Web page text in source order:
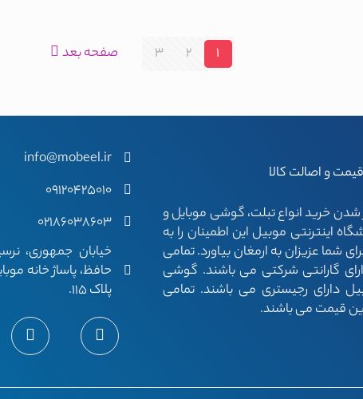
1
2
3 صفحه بعد
و اصالت کالا
خرید انواع تبلت، گوشی موبایل و
اینترنتی موبیل این اطمینان را به
عزیزان به ارمغان بیاورد. تمامی
گارانتی شرکتی می باشند. گوشی
دارای رجیستری می باشند. تمامی
قیمت می باشند.
info@mobeel.ir
09120425010
02186038603
خیابان جمهوری،
حافظ، پاساژ خانه
پلاک 115.